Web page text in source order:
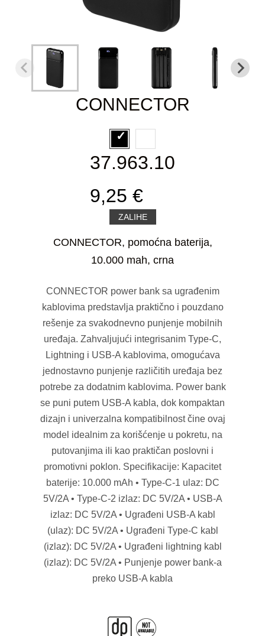
CONNECTOR
37.963.10
9,25 €
ZALIHE
CONNECTOR, pomoćna baterija,
10.000 mah, crna
CONNECTOR power bank sa ugrađenim
kablovima predstavlja praktično i pouzdano
rešenje za svakodnevno punjenje mobilnih
uređaja. Zahvaljujući integrisanim Type-C,
Lightning i USB-A kablovima, omogućava
jednostavno punjenje različitih uređaja bez
potrebe za dodatnim kablovima. Power bank
se puni putem USB-A kabla, dok kompaktan
dizajn i univerzalna kompatibilnost čine ovaj
model idealnim za korišćenje u pokretu, na
putovanjima ili kao praktičan poslovni i
promotivni poklon. Specifikacije: Kapacitet
baterije: 10.000 mAh • Type-C-1 ulaz: DC
5V/2A • Type-C-2 izlaz: DC 5V/2A • USB-A
izlaz: DC 5V/2A • Ugrađeni USB-A kabl
(ulaz): DC 5V/2A • Ugrađeni Type-C kabl
(izlaz): DC 5V/2A • Ugrađeni lightning kabl
(izlaz): DC 5V/2A • Punjenje power bank-a
preko USB-A kabla